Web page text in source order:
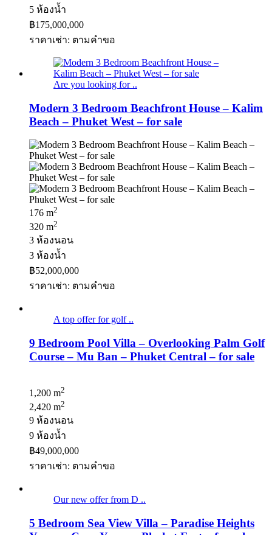
5 ห้องน้ำ
฿175,000,000
ราคาเช่า: ตามคําขอ
Are you looking for ..
Modern 3 Bedroom Beachfront House – Kalim
Beach – Phuket West – for sale
176 m2
320 m2
3 ห้องนอน
3 ห้องน้ำ
฿52,000,000
ราคาเช่า: ตามคําขอ
A top offer for golf ..
9 Bedroom Pool Villa – Overlooking Palm Golf
Course – Mu Ban – Phuket Central – for sale
1,200 m2
2,420 m2
9 ห้องนอน
9 ห้องน้ำ
฿49,000,000
ราคาเช่า: ตามคําขอ
Our new offer from D ..
5 Bedroom Sea View Villa – Paradise Heights